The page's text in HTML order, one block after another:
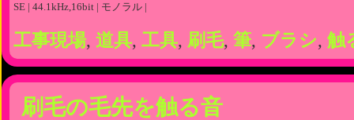
SE | 44.1kHz,16bit | モノラル |
工事現場, 道具, 工具, 刷毛, 筆, ブラシ, 触
刷毛の毛先を触る音